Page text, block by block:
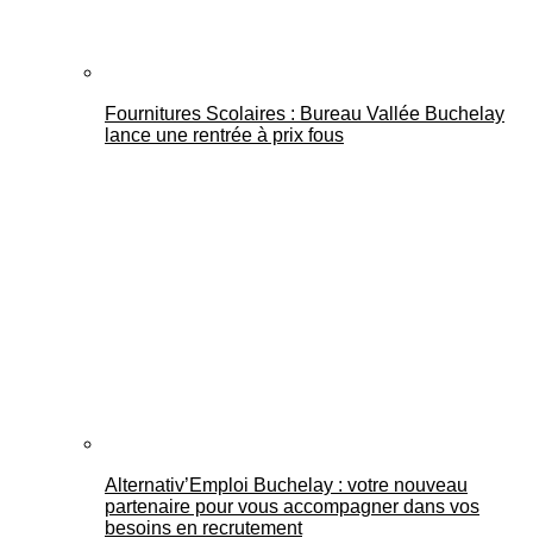
Fournitures Scolaires : Bureau Vallée Buchelay
lance une rentrée à prix fous
Alternativ’Emploi Buchelay : votre nouveau
partenaire pour vous accompagner dans vos
besoins en recrutement